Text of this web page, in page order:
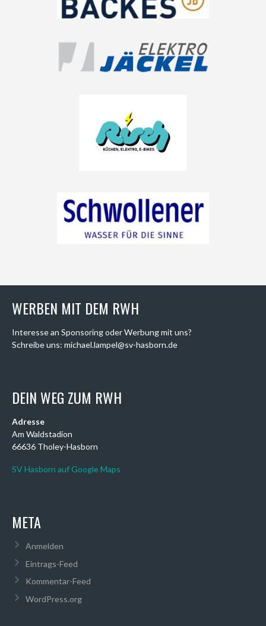
WERBEN MIT DEM RWH
Interesse an Sponsoring oder Werbung mit uns?
Schreibe uns: michael.lampel@sv-hasborn.de
DEIN WEG ZUM RWH
Adresse
Am Waldstadion
66636 Tholey-Hasborn
SV Hasborn auf Google Maps
META
Anmelden
Eintrags-Feed
Kommentar-Feed
WordPress.org